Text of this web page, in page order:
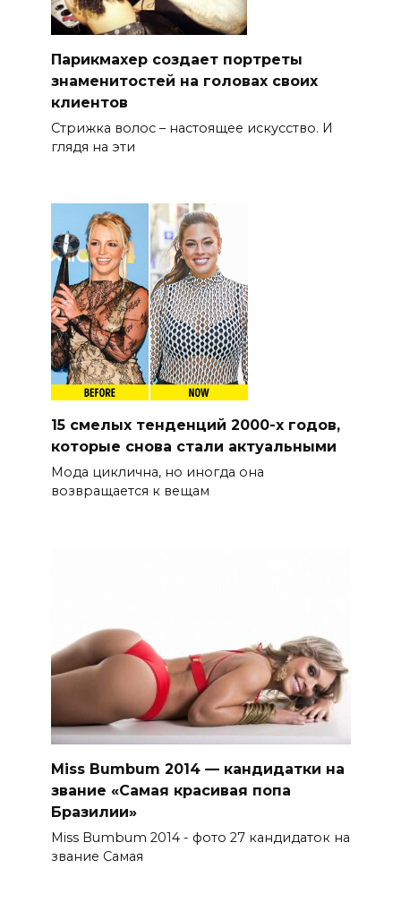
Парикмахер создает портреты
знаменитостей на головах своих
клиентов
Стрижка волос – настоящее искусство. И
глядя на эти
15 смелых тенденций 2000-х годов,
которые снова стали актуальными
Мода циклична, но иногда она
возвращается к вещам
Miss Bumbum 2014 — кандидатки на
звание «Самая красивая попа
Бразилии»
Miss Bumbum 2014 - фото 27 кандидаток на
звание Самая